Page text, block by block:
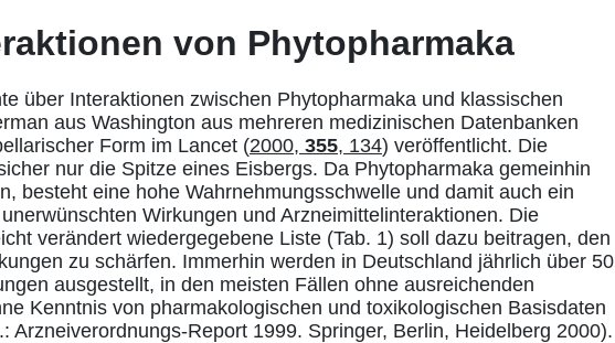
von Phytopharmaka
über Interaktionen zwischen Phytopharmaka und klassischen
aus Washington aus mehreren medizinischen Datenbanken
Form im Lancet (2000, 355, 134) veröffentlicht. Die
nur die Spitze eines Eisbergs. Da Phytopharmaka gemeinhin
besteht eine hohe Wahrnehmungsschwelle und damit auch ein
Wirkungen und Arzneimittelinteraktionen. Die
verändert wiedergegebene Liste (Tab. 1) soll dazu beitragen, den
zu schärfen. Immerhin werden in Deutschland jährlich über 50
ausgestellt, in den meisten Fällen ohne ausreichenden
Kenntnis von pharmakologischen und toxikologischen Basisdaten
Arzneiverordnungs-Report 1999. Springer, Berlin, Heidelberg 2000).